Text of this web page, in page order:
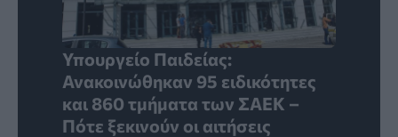
Υπουργείο Παιδείας:
Ανακοινώθηκαν 95 ειδικότητες
και 860 τμήματα των ΣΑΕΚ –
Πότε ξεκινούν οι αιτήσεις